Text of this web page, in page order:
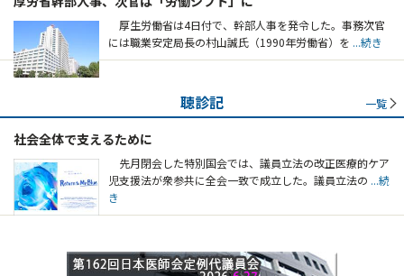
厚生労働省は4日付で、幹部人事を発令した。事務次官
には職業安定局長の村山誠氏（1990年労働省）を ...続き
聴診記 一覧
社会全体で支えるために
先月閉会した特別国会では、議員立法の改正医療的ケア
児支援法が衆参共に全会一致で成立した。議員立法の ...続
き